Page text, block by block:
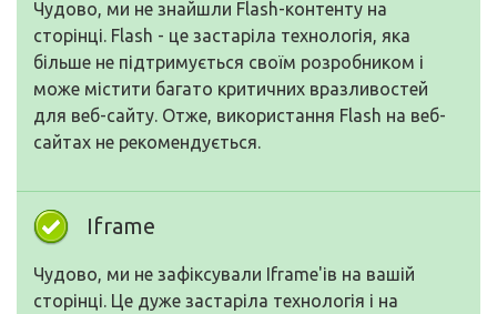
Чудово, ми не знайшли Flash-контенту на
сторінці. Flash - це застаріла технологія, яка
більше не підтримується своїм розробником і
може містити багато критичних вразливостей
для веб-сайту. Отже, використання Flash на веб-
сайтах не рекомендується.
Iframe
Чудово, ми не зафіксували Iframe'ів на вашій
сторінці. Це дуже застаріла технологія і на